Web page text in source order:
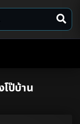
ป๊บ้าน